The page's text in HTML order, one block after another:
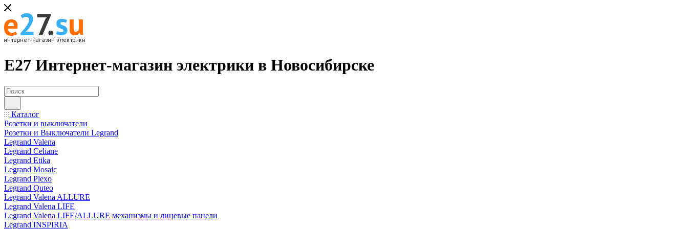
Е27 Интернет-магазин электрики в Новосибирске
Каталог
Розетки и выключатели
Розетки и Выключатели Legrand
Legrand Valena
Legrand Celiane
Legrand Etika
Legrand Mosaic
Legrand Plexo
Legrand Quteo
Legrand Valena ALLURE
Legrand Valena LIFE
Legrand Valena LIFE/ALLURE механизмы и лицевые панели
Legrand INSPIRIA